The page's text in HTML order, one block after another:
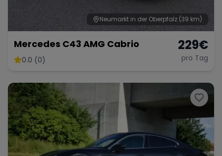
Neumarkt in der Oberpfalz (39 km)
Mercedes C43 AMG Cabrio
0.0 (0)
229€
pro Tag